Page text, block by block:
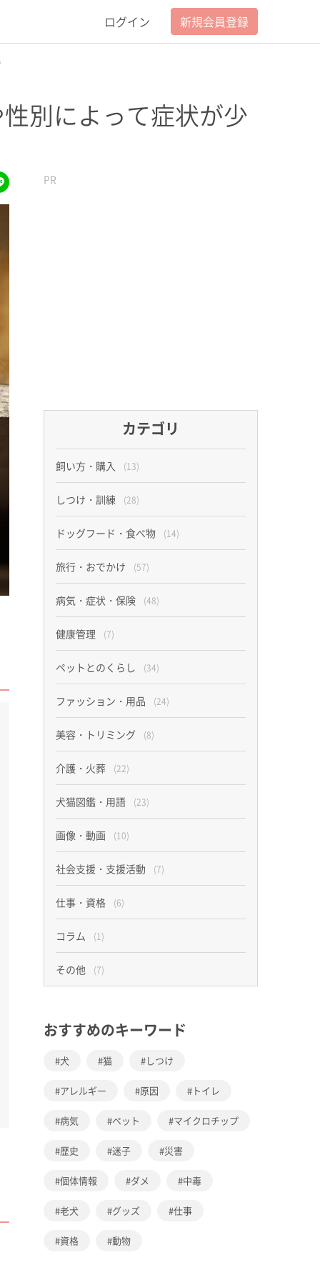
ログイン 新規会員登録
別によって症状が少
line PR
カテゴリ
飼い方・購入 (13)
しつけ・訓練 (28)
ドッグフード・食べ物 (14)
旅行・おでかけ (57)
病気・症状・保険 (48)
健康管理 (7)
ペットとのくらし (34)
ファッション・用品 (24)
美容・トリミング (8)
介護・火葬 (22)
犬猫図鑑・用語 (23)
画像・動画 (10)
社会支援・支援活動 (7)
仕事・資格 (6)
コラム (1)
その他 (7)
おすすめのキーワード
犬 猫 しつけ
アレルギー 原因 トイレ
病気 ペット マイクロチップ
歴史 迷子 災害
個体情報 ダメ 中毒
老犬 グッズ 仕事
資格 動物